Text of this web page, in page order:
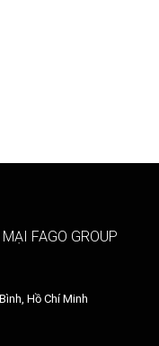
FAGO GROUP
Hồ Chí Minh